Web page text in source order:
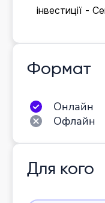
інвестиції -
Формат
Онлайн
Офлайн
Для кого